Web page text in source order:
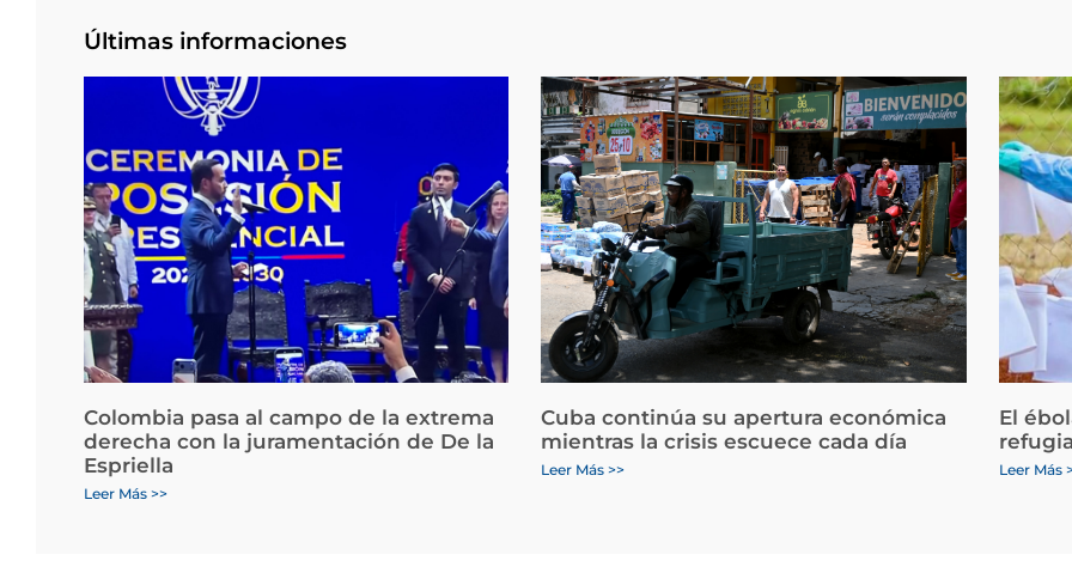
Últimas informaciones
Colombia pasa al campo de la extrema
derecha con la juramentación de De la
Espriella
Leer Más >>
Cuba continúa su apertura económica
mientras la crisis escuece cada día
Leer Más >>
El
Leer Más